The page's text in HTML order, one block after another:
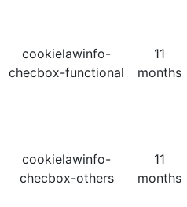
cookielawinfo-
checbox-functional
11
months
cookielawinfo-
checbox-others
11
months